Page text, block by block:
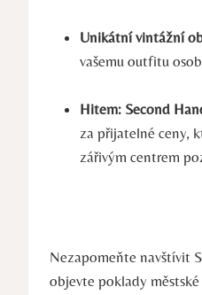
Unikátní vintážní
vašemu outfitu
Hitem: Second
za přijatelné ceny,
zářivým centrem
Nezapomeňte navštívit
objevte poklady